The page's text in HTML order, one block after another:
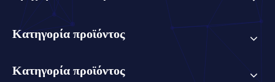
Κατηγορία προϊόντος
Κατηγορία προϊόντος